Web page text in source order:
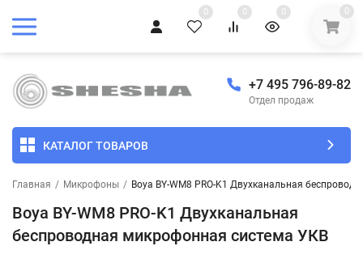
0 0 0 0
+7 495 796-89-82
Отдел продаж
КАТАЛОГ ТОВАРОВ
Главная / Микрофоны / Boya BY-WM8 PRO-K1 Двухканальная
Boya BY-WM8 PRO-K1 Двухканальная
беспроводная микрофонная система УКВ